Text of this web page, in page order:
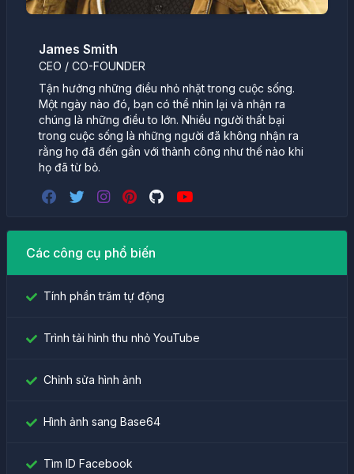
James Smith
CEO / CO-FOUNDER
Tận hưởng những điều nhỏ nhặt trong cuộc sống.
Một ngày nào đó, bạn có thể nhìn lại và nhận ra
chúng là những điều to lớn. Nhiều người thất bại
trong cuộc sống là những người đã không nhận ra
rằng họ đã đến gần với thành công như thế nào khi
họ đã từ bỏ.
Các công cụ phổ biến
Tính phần trăm tự động
Trình tải hình thu nhỏ YouTube
Chỉnh sửa hình ảnh
Hình ảnh sang Base64
Tìm ID Facebook